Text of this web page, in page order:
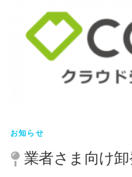
お知らせ
業者さま向け